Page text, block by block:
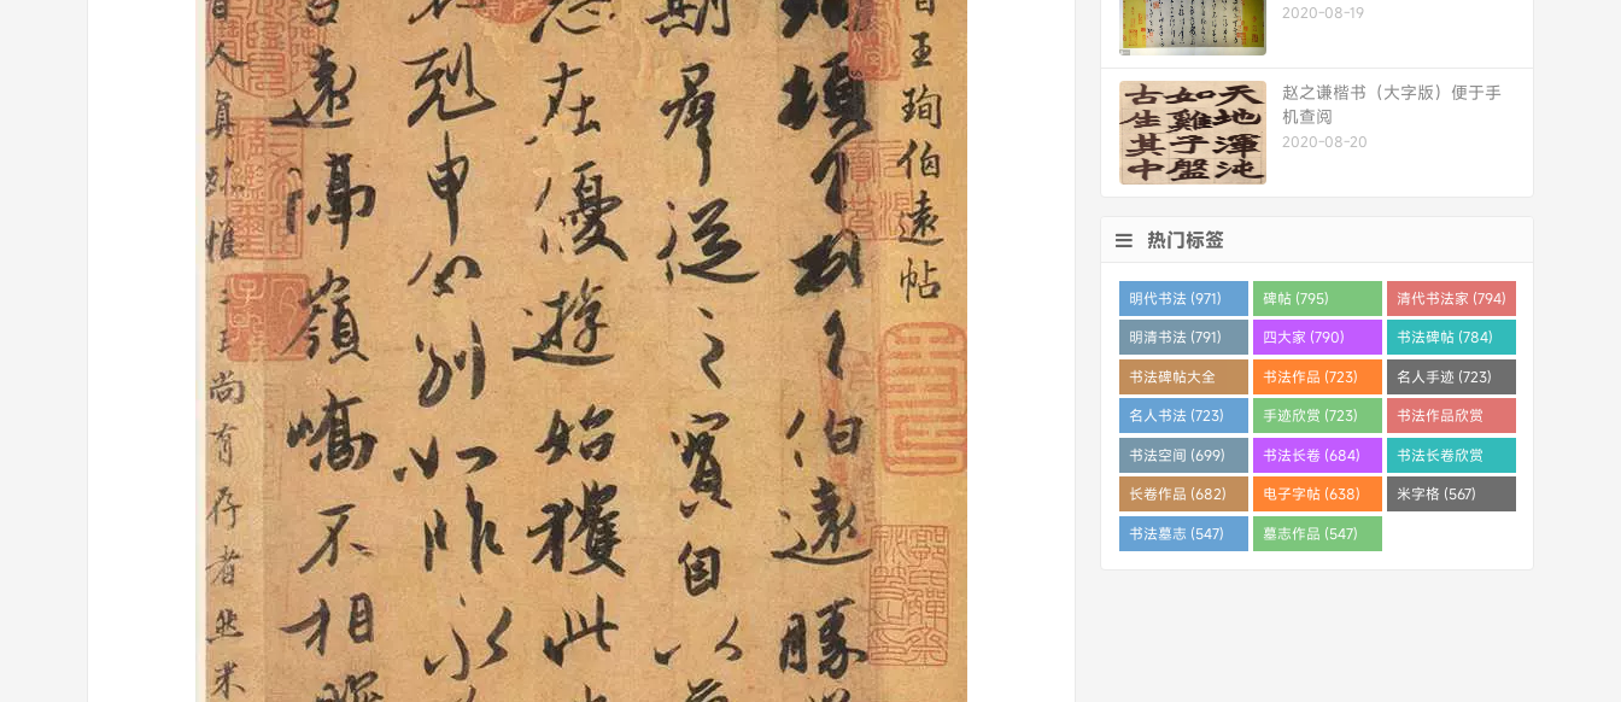
2020-08-19
赵之谦楷书（大字版）便于手
机查阅
2020-08-20
热门标签
明代书法 (971) 碑帖 (795) 清代书法家 (794)
明清书法 (791) 四大家 (790) 书法碑帖 (784)
书法碑帖大全
(784)
书法作品 (723) 名人手迹 (723)
名人书法 (723) 手迹欣赏 (723)
书法作品欣赏
(710)
书法空间 (699) 书法长卷 (684)
书法长卷欣赏
(682)
长卷作品 (682) 电子字帖 (638) 米字格 (567)
书法墓志 (547) 墓志作品 (547)